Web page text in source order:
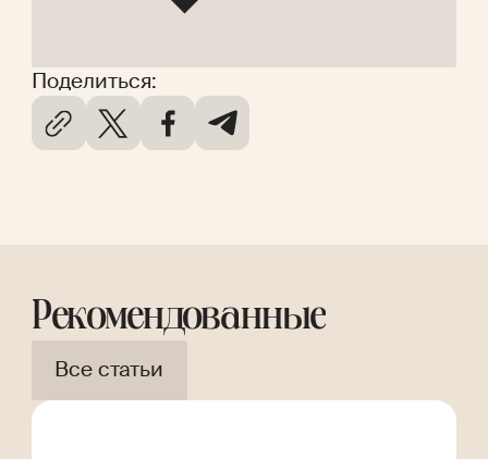
Поделиться:
Рекомендованные
Все статьи